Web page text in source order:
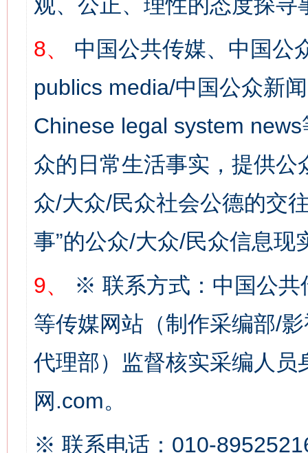
8、
中国公共传媒、中国公
publics media/中国公众新
Chinese legal system
众的日常生活事实，提供
众/大众/民众社会公德的交
事”的公众/大众/民众信息现
9、
※ 联系方式：中国公共
等传媒网站（制作采编部/
代理部）监督核实采编人员
网.com。
※ 联系电话：010-
今
习近平的博鳌关键词
魏明亮